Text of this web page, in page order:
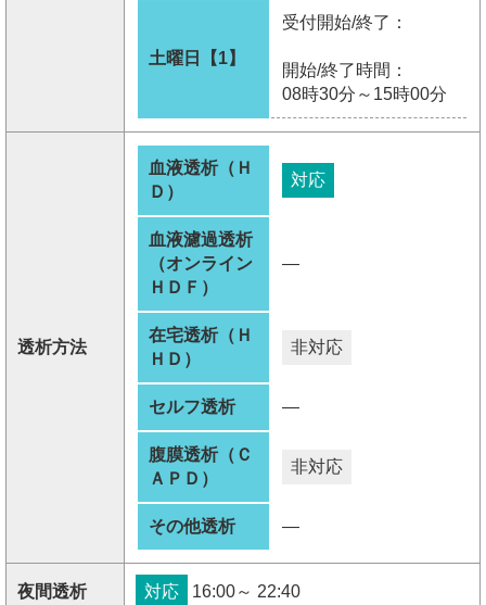
土曜日【1】
受付開始/終了：
開始/終了時間：
08時30分～15時00分
透析方法
血液透析（Ｈ
Ｄ）
対応
血液濾過透析
（オンライン
ＨＤＦ）
―
在宅透析（Ｈ
ＨＤ）
非対応
セルフ透析 ―
腹膜透析（Ｃ
ＡＰＤ）
非対応
その他透析 ―
夜間透析 対応 16:00～ 22:40